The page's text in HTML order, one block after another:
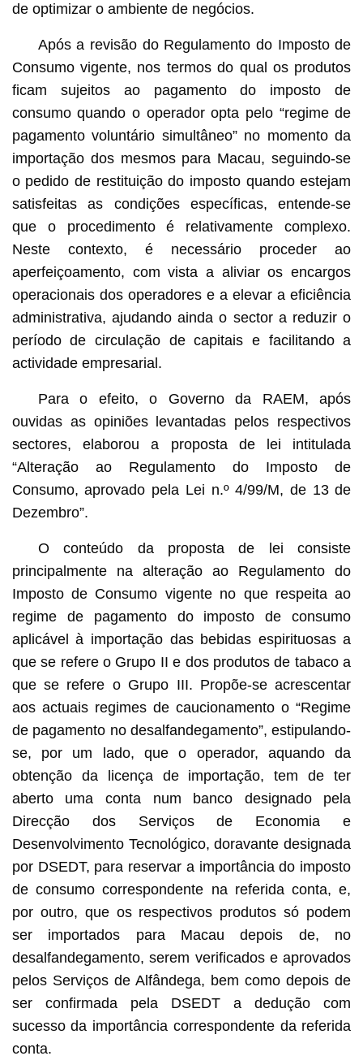
de optimizar o ambiente de negócios.
Após a revisão do Regulamento do Imposto de
Consumo vigente, nos termos do qual os produtos
ficam sujeitos ao pagamento do imposto de
consumo quando o operador opta pelo “regime de
pagamento voluntário simultâneo” no momento da
importação dos mesmos para Macau, seguindo-se
o pedido de restituição do imposto quando estejam
satisfeitas as condições específicas, entende-se
que o procedimento é relativamente complexo.
Neste contexto, é necessário proceder ao
aperfeiçoamento, com vista a aliviar os encargos
operacionais dos operadores e a elevar a eficiência
administrativa, ajudando ainda o sector a reduzir o
período de circulação de capitais e facilitando a
actividade empresarial.
Para o efeito, o Governo da RAEM, após
ouvidas as opiniões levantadas pelos respectivos
sectores, elaborou a proposta de lei intitulada
“Alteração ao Regulamento do Imposto de
Consumo, aprovado pela Lei n.º 4/99/M, de 13 de
Dezembro”.
O conteúdo da proposta de lei consiste
principalmente na alteração ao Regulamento do
Imposto de Consumo vigente no que respeita ao
regime de pagamento do imposto de consumo
aplicável à importação das bebidas espirituosas a
que se refere o Grupo II e dos produtos de tabaco a
que se refere o Grupo III. Propõe-se acrescentar
aos actuais regimes de caucionamento o “Regime
de pagamento no desalfandegamento”, estipulando-
se, por um lado, que o operador, aquando da
obtenção da licença de importação, tem de ter
aberto uma conta num banco designado pela
Direcção dos Serviços de Economia e
Desenvolvimento Tecnológico, doravante designada
por DSEDT, para reservar a importância do imposto
de consumo correspondente na referida conta, e,
por outro, que os respectivos produtos só podem
ser importados para Macau depois de, no
desalfandegamento, serem verificados e aprovados
pelos Serviços de Alfândega, bem como depois de
ser confirmada pela DSEDT a dedução com
sucesso da importância correspondente da referida
conta.